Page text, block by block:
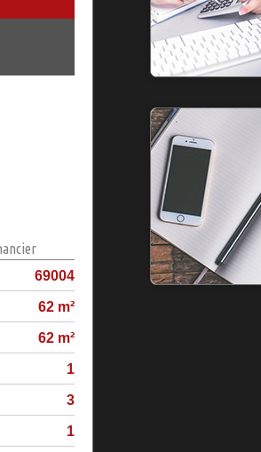
69004
62 m²
62 m²
1
3
1